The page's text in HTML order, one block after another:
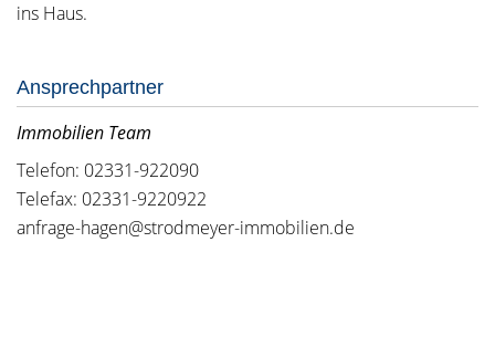
ins Haus.
Ansprechpartner
Immobilien Team
Telefon: 02331-922090
Telefax: 02331-9220922
anfrage-hagen@strodmeyer-immobilien.de